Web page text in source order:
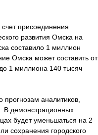
присоединения
развития Омска на
составило 1 миллион
Омска может составить от
1 миллиона 140 тысяч
аналитиков,
В демонстрационных
будет уменьшаться на 2
сохранения городского